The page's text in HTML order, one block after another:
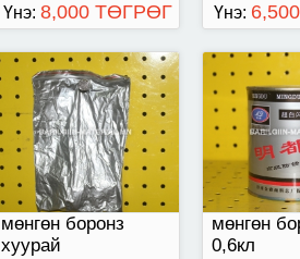
Үнэ: 8,000 ТӨГРӨГ Үнэ:
мөнгөн боронз
хуурай
мөнгөн
0,6кл
мөнгөн боронз алтан